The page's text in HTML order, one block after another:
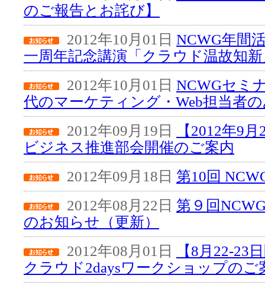
のご報告とお詫び】
2012年10月01日 NCWG年間
一周年記念講演「クラウド温故知
2012年10月01日 NCWGセミ
代のマーケティング・Web担当者
2012年09月19日
【2012年9
ビジネス推進部会開催のご案内
2012年09月18日 第10回
2012年08月22日 第９回
のお知らせ（更新）
2012年08月01日
【8月22-23
クラウド2daysワークショップのご